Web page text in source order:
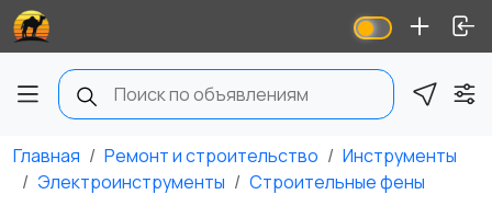
Главная Ремонт и строительство
Инструменты
Электроинструменты
Строительные фены